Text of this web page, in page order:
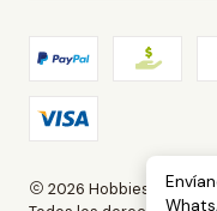
2026 Hobbies and